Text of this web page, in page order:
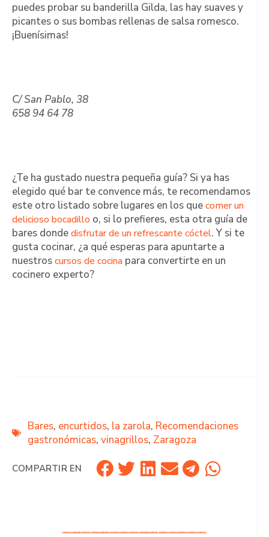
puedes probar su banderilla Gilda, las hay suaves y
picantes o sus bombas rellenas de salsa romesco.
¡Buenísimas!
C/ San Pablo, 38
658 94 64 78
¿Te ha gustado nuestra pequeña guía? Si ya has
elegido qué bar te convence más, te recomendamos
este otro listado sobre lugares en los quecomer un
delicioso bocadillo o, si lo prefieres, esta otra guía de
bares dondedisfrutar de un refrescante cóctel. Y si te
gusta cocinar, ¿a qué esperas para apuntarte a
nuestroscursos de cocina para convertirte en un
cocinero experto?
Bares, encurtidos, la zarola, Recomendaciones
gastronómicas, vinagrillos, Zaragoza
COMPARTIR EN